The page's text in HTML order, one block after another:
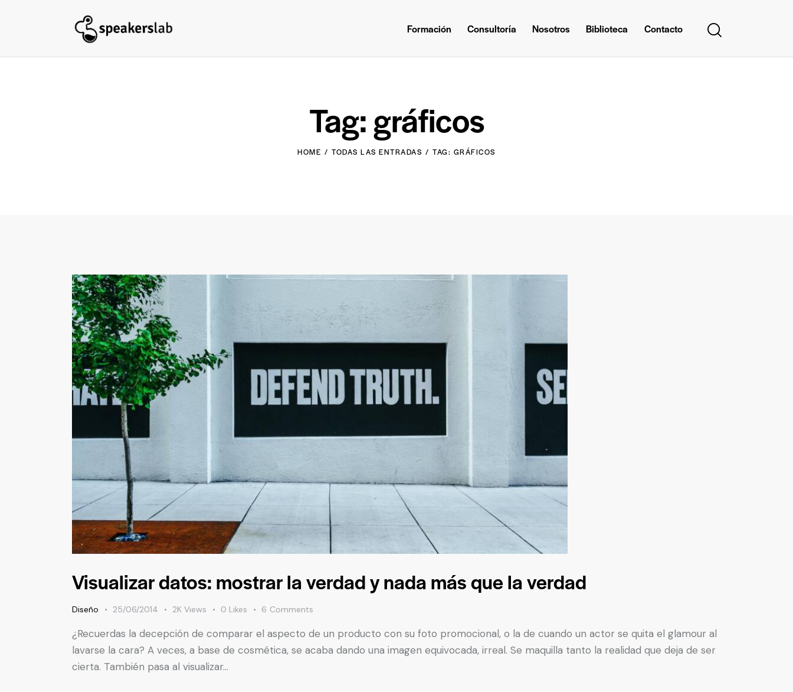
Formación Consultoría Nosotros Biblioteca Contacto
Tag: gráficos
HOME TODAS LAS ENTRADAS TAG: GRÁFICOS
Visualizar datos: mostrar la verdad y nada más que la verdad
Diseño 25/06/2014 2K Views 0 Likes 6 Comments
¿Recuerdas la decepción de comparar el aspecto de un producto con su foto promocional, o la de cuando un actor se quita el glamour al
lavarse la cara? A veces, a base de cosmética, se acaba dando una imagen equivocada, irreal. Se maquilla tanto la realidad que deja de ser
cierta. También pasa al visualizar…